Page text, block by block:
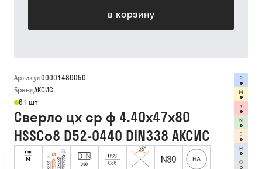
в корзину
Артикул00001480050
БрендАКСИС
61 шт
Сверло цх ср ф 4.40х47х80
HSSCo8 D52-0440 DIN338 АКСИС